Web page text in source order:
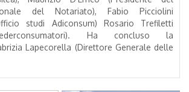
del Notariato), Fabio Picciolini
studi Adiconsum) Rosario Trefiletti
Ha concluso la
Lapecorella (Direttore Generale delle